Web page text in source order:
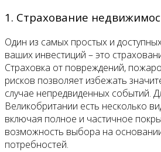
1. Страхование
Один из самых простых и
ваших инвестиций – это
Страховка от повреждений,
рисков позволяет избежать
случае непредвиденных событий.
Великобритании есть несколько
включая полное и частичное
возможность выбора на
потребностей.